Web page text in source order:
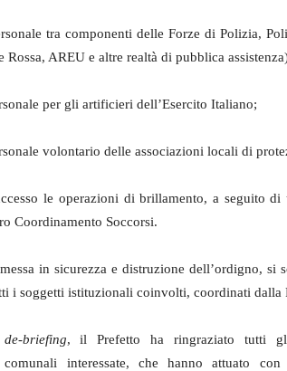
tra componenti delle Forze di Polizia,
Rossa, AREU e altre realtà di pubblica
per gli artificieri dell’Esercito Italiano;
volontario delle associazioni locali di
le operazioni di brillamento, a seguito di
Coordinamento Soccorsi.
in sicurezza e distruzione dell’ordigno, si
i soggetti istituzionali coinvolti, coordinati dalla
de-briefing, il Prefetto ha ringraziato tutti
comunali interessate, che hanno attuato